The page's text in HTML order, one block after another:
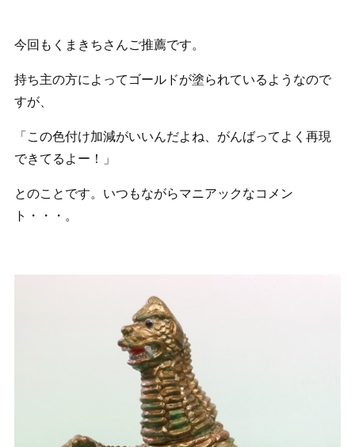
今回もくまきちさんご推薦です。
持ち主の方によってゴールドが塗られているようなので
すが、
「この色付け加減がいいんだよね、がんばってよく再現
できてるよー！」
とのことです。いつもながらマニアックなコメン
ト・・・。